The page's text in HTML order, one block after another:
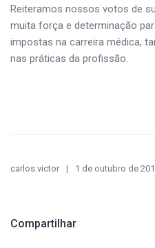
Reiteramos nossos votos de
muita força e determinação
impostas na carreira médica,
nas práticas da profissão.
carlos.victor 1 de outubro de
Compartilhar